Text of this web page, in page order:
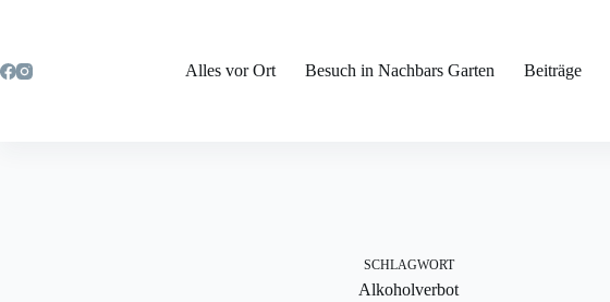
Alles vor Ort
Besuch in Nachbars Garten Beiträge
SCHLAGWORT
Alkoholverbot